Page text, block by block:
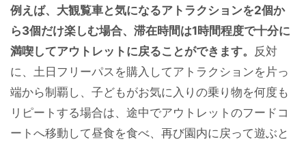
例えば、大観覧車と気になるアトラクションを2個か
ら3個だけ楽しむ場合、滞在時間は1時間程度で十分に
満喫してアウトレットに戻ることができます。 反対
に、土日フリーパスを購入してアトラクションを片っ
端から制覇し、子どもがお気に入りの乗り物を何度も
リピートする場合は、途中でアウトレットのフードコ
ートへ移動して昼食を食べ、再び園内に戻って遊ぶと